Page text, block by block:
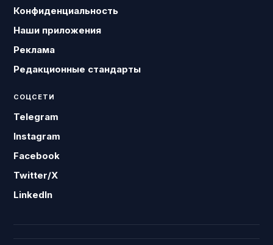
Конфиденциальность
Наши приложения
Реклама
Редакционные стандарты
СОЦСЕТИ
Telegram
Instagram
Facebook
Twitter/X
LinkedIn